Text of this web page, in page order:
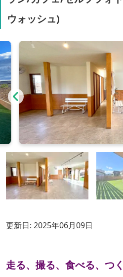
ウォッシュ)
更新日: 2025年06月09日
走る、撮る、食べる、つ